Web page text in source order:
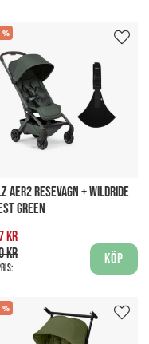
AER2 RESEVAGN + WILDRIDE
GREEN
kr
kr
Köp